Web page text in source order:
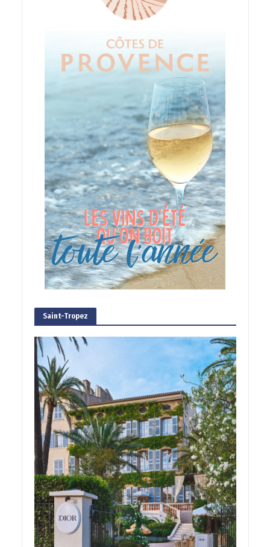
Saint-Tropez